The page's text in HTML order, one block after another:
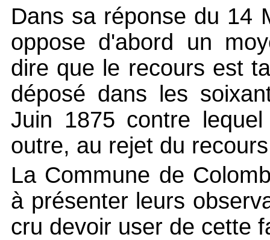
Dans sa réponse du 14
oppose d'abord un
dire que le recours est
déposé dans les
Juin 1875 contre
outre, au rejet du
La Commune de
à présenter leurs
cru devoir user de cette